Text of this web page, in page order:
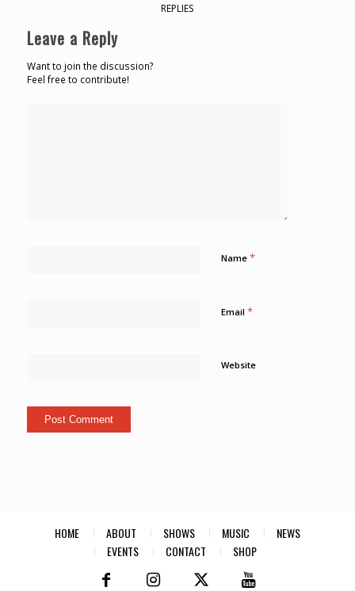
REPLIES
Leave a Reply
Want to join the discussion?
Feel free to contribute!
Name *
Email *
Website
HOME ABOUT SHOWS MUSIC
NEWS
EVENTS
CONTACT SHOP